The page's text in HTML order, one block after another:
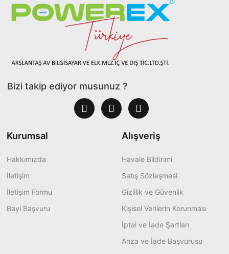
Bizi takip ediyor musunuz ?
Kurumsal
Hakkımızda
İletişim
İletişim Formu
Bayi Başvuru
Alışveriş
Havale Bildirimi
Satış Sözleşmesi
Gizlilik ve Güvenlik
Kişisel Verilerin Korunması
İptal ve İade Şartları
Arıza ve İade Başvurusu